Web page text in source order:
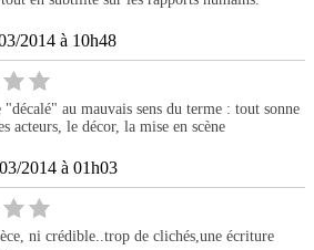
2014 à 10h48
au mauvais sens du terme : tout sonne
acteurs, le décor, la mise en scène
2014 à 01h03
ni crédible..trop de clichés,une écriture